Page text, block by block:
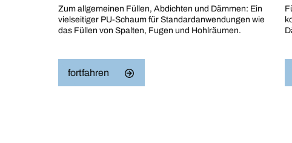
Zum allgemeinen Füllen, Abdichten und Dämmen: Ein
vielseitiger PU-Schaum für Standardanwendungen wie
das Füllen von Spalten, Fugen und Hohlräumen.
fortfahren